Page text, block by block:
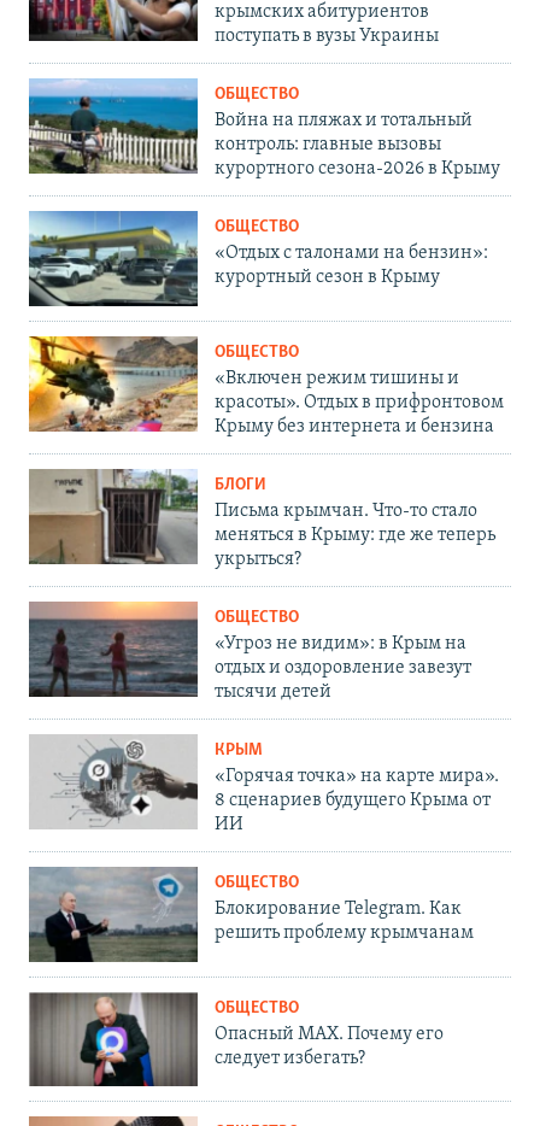
крымских абитуриентов
поступать в вузы Украины
ОБЩЕСТВО
Война на пляжах и тотальный
контроль: главные вызовы
курортного сезона-2026 в Крыму
ОБЩЕСТВО
«Отдых с талонами на бензин»:
курортный сезон в Крыму
ОБЩЕСТВО
«Включен режим тишины и
красоты». Отдых в прифронтовом
Крыму без интернета и бензина
БЛОГИ
Письма крымчан. Что-то стало
меняться в Крыму: где же теперь
укрыться?
ОБЩЕСТВО
«Угроз не видим»: в Крым на
отдых и оздоровление завезут
тысячи детей
КРЫМ
«Горячая точка» на карте мира».
8 сценариев будущего Крыма от
ИИ
ОБЩЕСТВО
Блокирование Telegram. Как
решить проблему крымчанам
ОБЩЕСТВО
Опасный MAX. Почему его
следует избегать?